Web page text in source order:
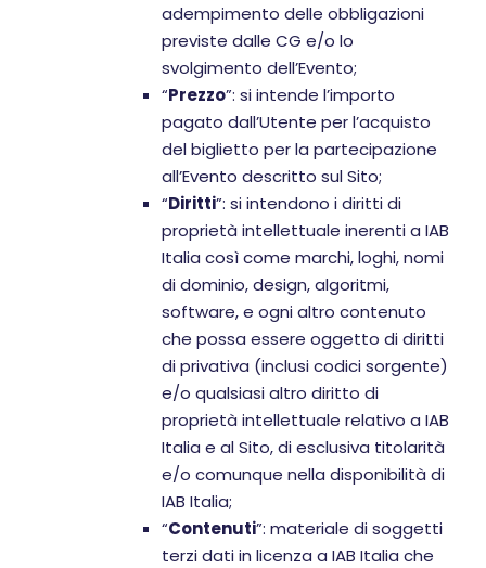
adempimento delle obbligazioni
previste dalle CG e/o lo
svolgimento dell’Evento;
“Prezzo”: si intende l’importo
pagato dall’Utente per l’acquisto
del biglietto per la partecipazione
all’Evento descritto sul Sito;
“Diritti”: si intendono i diritti di
proprietà intellettuale inerenti a IAB
Italia così come marchi, loghi, nomi
di dominio, design, algoritmi,
software, e ogni altro contenuto
che possa essere oggetto di diritti
di privativa (inclusi codici sorgente)
e/o qualsiasi altro diritto di
proprietà intellettuale relativo a IAB
Italia e al Sito, di esclusiva titolarità
e/o comunque nella disponibilità di
IAB Italia;
“Contenuti”: materiale di soggetti
terzi dati in licenza a IAB Italia che